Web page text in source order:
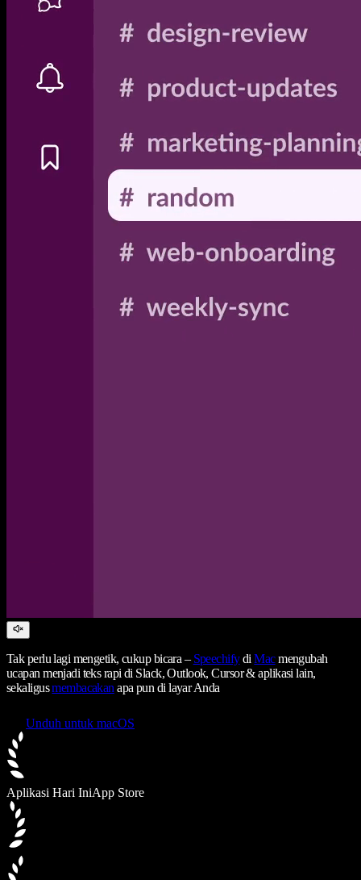
Tak perlu lagi mengetik, cukup bicara – SpeechifydiMacmengubah
ucapan menjadi teks rapi di Slack, Outlook, Cursor & aplikasi lain,
sekaligusmembacakan apa pun di layar Anda
Unduh untuk macOS
Aplikasi Hari IniApp Store